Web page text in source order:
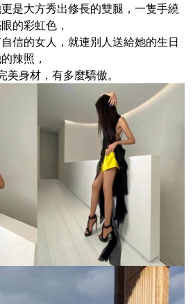
是大方秀出修長的雙腿，一隻手繞
的彩虹色，
信的女人，就連別人送給她的生日
辣照，
身材，有多麼驕傲。